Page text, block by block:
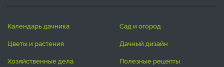
календарь дачника
сад и огород
цветы и растения
дачный дизайн
хозяйственные дела
полезные рецепты